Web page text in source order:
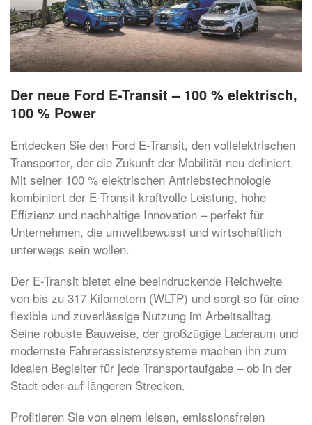
Der neue Ford E-Transit – 100 % elektrisch,
100 % Power
Entdecken Sie den Ford E-Transit, den vollelektrischen
Transporter, der die Zukunft der Mobilität neu definiert.
Mit seiner 100 % elektrischen Antriebstechnologie
kombiniert der E-Transit kraftvolle Leistung, hohe
Effizienz und nachhaltige Innovation – perfekt für
Unternehmen, die umweltbewusst und wirtschaftlich
unterwegs sein wollen.
Der E-Transit bietet eine beeindruckende Reichweite
von bis zu 317 Kilometern (WLTP) und sorgt so für eine
flexible und zuverlässige Nutzung im Arbeitsalltag.
Seine robuste Bauweise, der großzügige Laderaum und
modernste Fahrerassistenzsysteme machen ihn zum
idealen Begleiter für jede Transportaufgabe – ob in der
Stadt oder auf längeren Strecken.
Profitieren Sie von einem leisen, emissionsfreien